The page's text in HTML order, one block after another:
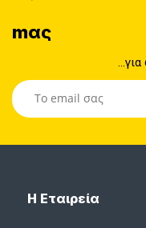
mας
...για
Η Εταιρεία